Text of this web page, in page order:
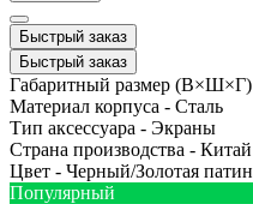
Быстрый заказ
Быстрый заказ
Габаритный размер
Материал корпуса - Сталь
Тип аксессуара - Экраны
Страна производства - Китай
Цвет - Черный/Золотая
Популярный